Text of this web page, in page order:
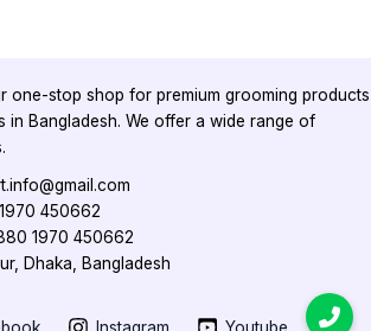
one-stop shop for premium grooming products
in Bangladesh. We offer a wide range of
450662
1970 450662
Dhaka, Bangladesh
Instagram Youtube